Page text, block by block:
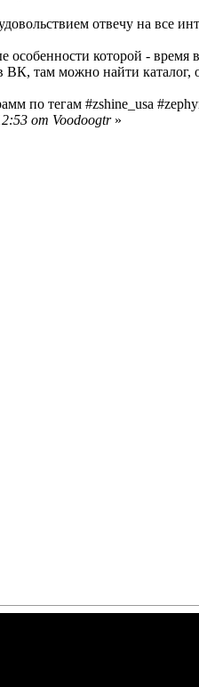
отвечу на все
особенности которой - время
ВК, там можно найти
по тегам #zshine_usa
от Voodoogtr»